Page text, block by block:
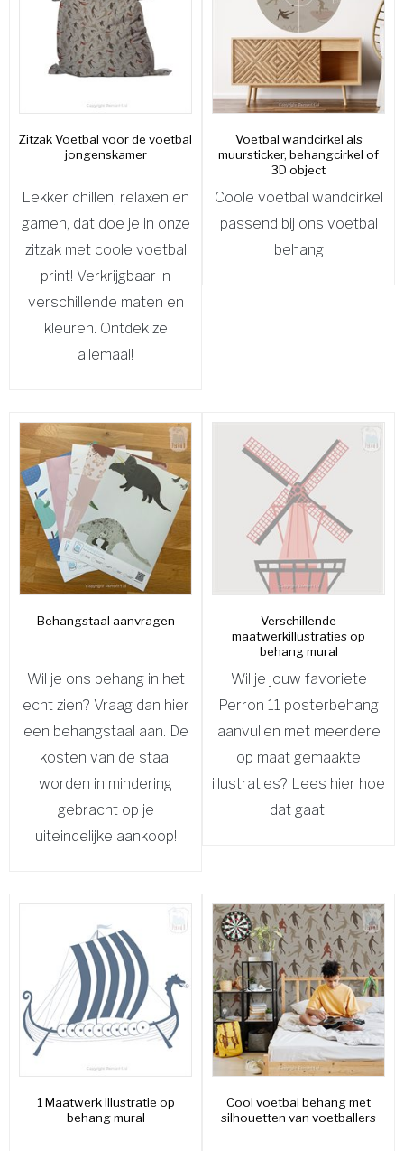
Zitzak Voetbal voor de voetbal
jongenskamer
Lekker chillen, relaxen en
gamen, dat doe je in onze
zitzak met coole voetbal
print! Verkrijgbaar in
verschillende maten en
kleuren. Ontdek ze
allemaal!
Voetbal wandcirkel als
muursticker, behangcirkel of
3D object
Coole voetbal wandcirkel
passend bij ons voetbal
behang
Behangstaal aanvragen
Wil je ons behang in het
echt zien? Vraag dan hier
een behangstaal aan. De
kosten van de staal
worden in mindering
gebracht op je
uiteindelijke aankoop!
Verschillende
maatwerkillustraties op
behang mural
Wil je jouw favoriete
Perron 11 posterbehang
aanvullen met meerdere
op maat gemaakte
illustraties? Lees hier hoe
dat gaat.
1 Maatwerk illustratie op
behang mural
Cool voetbal behang met
silhouetten van voetballers